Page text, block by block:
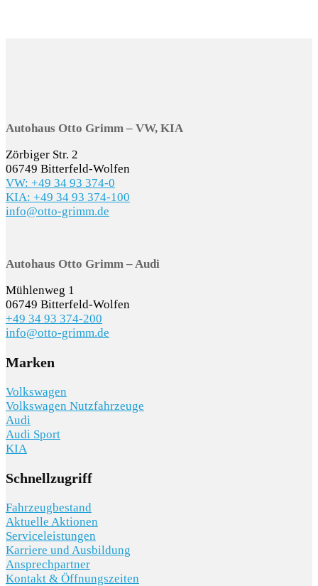
Autohaus Otto Grimm – VW, KIA
Zörbiger Str. 2
06749 Bitterfeld-Wolfen
VW: +49 34 93 374-0
KIA: +49 34 93 374-100
info@otto-grimm.de
Autohaus Otto Grimm – Audi
Mühlenweg 1
06749 Bitterfeld-Wolfen
+49 34 93 374-200
info@otto-grimm.de
Marken
Volkswagen
Volkswagen Nutzfahrzeuge
Audi
Audi Sport
KIA
Schnellzugriff
Fahrzeugbestand
Aktuelle Aktionen
Serviceleistungen
Karriere und Ausbildung
Ansprechpartner
Kontakt & Öffnungszeiten